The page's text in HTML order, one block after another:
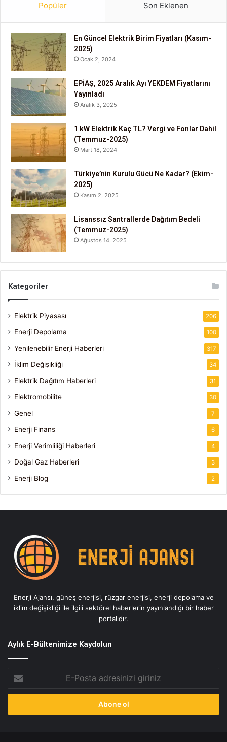
Popüler Son Eklenen
En Güncel Elektrik Birim Fiyatları (Kasım-
2025)
Ocak 2, 2024
EPİAŞ, 2025 Aralık Ayı YEKDEM Fiyatlarını
Yayınladı
Aralık 3, 2025
1 kW Elektrik Kaç TL? Vergi ve Fonlar Dahil
(Temmuz-2025)
Mart 18, 2024
Türkiye’nin Kurulu Gücü Ne Kadar? (Ekim-
2025)
Kasım 2, 2025
Lisanssız Santrallerde Dağıtım Bedeli
(Temmuz-2025)
Ağustos 14, 2025
Kategoriler
Elektrik Piyasası 206
Enerji Depolama 100
Yenilenebilir Enerji Haberleri 317
İklim Değişikliği 34
Elektrik Dağıtım Haberleri 31
Elektromobilite 30
Genel 7
Enerji Finans 6
Enerji Verimliliği Haberleri 4
Doğal Gaz Haberleri 3
Enerji Blog 2
Enerji Ajansı, güneş enerjisi, rüzgar enerjisi, enerji depolama ve
iklim değişikliği ile ilgili sektörel haberlerin yayınlandığı bir haber
portalıdır.
Aylık E-Bültenimize Kaydolun
Posta
adresinizi